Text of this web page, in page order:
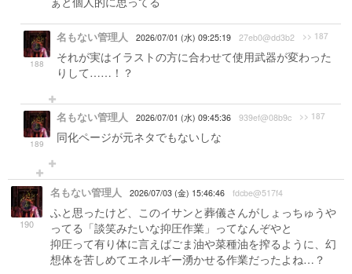
188
名もない管理人 2026/07/01 (水) 09:25:19 27eb0@dd3b2 >> 187
それが実はイラストの方に合わせて使用武器が変わった
りして……！？
189
名もない管理人 2026/07/01 (水) 09:45:36 939ef@08b9c >> 187
同化ページが元ネタでもないしな
190
名もない管理人 2026/07/03 (金) 15:46:46 fdcbe@517f4
ふと思ったけど、このイサンと葬儀さんがしょっちゅうや
ってる「談笑みたいな抑圧作業」ってなんぞやと
抑圧って有り体に言えばごま油や菜種油を搾るように、幻
想体を苦しめてエネルギー湧かせる作業だったよね…？